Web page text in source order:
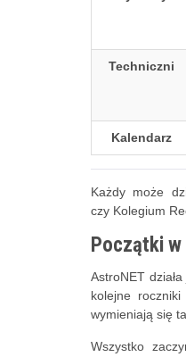
Techniczni
Kalendarz
Każdy może
czy Kolegium
Początki
AstroNET
kolejne
wymieniają się
Wszystko